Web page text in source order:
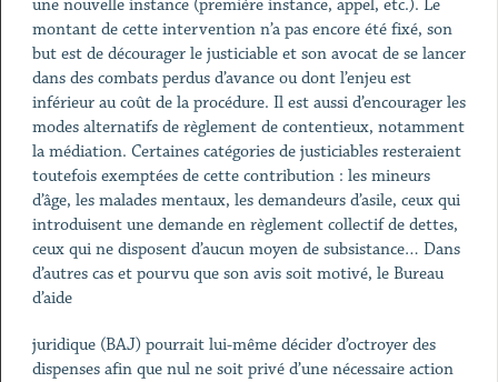
une nouvelle instance (première instance, appel, etc.). Le
montant de cette intervention n’a pas encore été fixé, son
but est de décourager le justiciable et son avocat de se lancer
dans des combats perdus d’avance ou dont l’enjeu est
inférieur au coût de la procédure. Il est aussi d’encourager les
modes alternatifs de règlement de contentieux, notamment
la médiation. Certaines catégories de justiciables resteraient
toutefois exemptées de cette contribution : les mineurs
d’âge, les malades mentaux, les demandeurs d’asile, ceux qui
introduisent une demande en règlement collectif de dettes,
ceux qui ne disposent d’aucun moyen de subsistance… Dans
d’autres cas et pourvu que son avis soit motivé, le Bureau
d’aide
juridique (BAJ) pourrait lui-même décider d’octroyer des
dispenses afin que nul ne soit privé d’une nécessaire action